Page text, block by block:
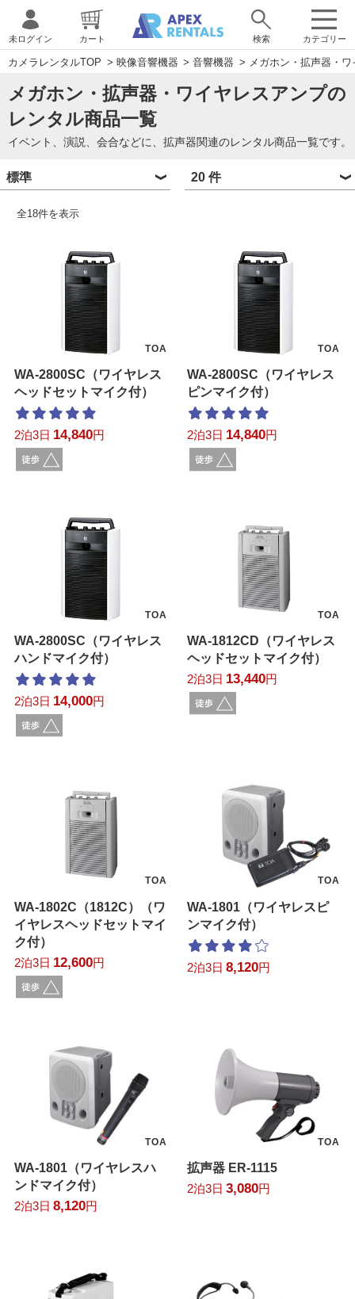
カテゴリー
未ログイン カート 検索
カメラレンタルTOP > 映像音響機器 > 音響機器 > メガホン・拡声器・
メガホン・拡声器・ワイヤレスアンプの
レンタル商品一覧
イベント、演説、会合などに、拡声器関連のレンタル商品一覧です。
全18件を表示
WA-2800SC（ワイヤレス
ヘッドセットマイク付）
2泊3日 14,840円
TOA
WA-2800SC（ワイヤレス
ピンマイク付）
2泊3日 14,840円
TOA
WA-2800SC（ワイヤレス
ハンドマイク付）
2泊3日 14,000円
TOA
WA-1812CD（ワイヤレス
ヘッドセットマイク付）
2泊3日 13,440円
TOA
WA-1802C（1812C）（ワ
イヤレスヘッドセットマイ
ク付）
2泊3日 12,600円
TOA
WA-1801（ワイヤレスピ
ンマイク付）
2泊3日 8,120円
TOA
WA-1801（ワイヤレスハ
ンドマイク付）
2泊3日 8,120円
TOA
拡声器 ER-1115
2泊3日 3,080円
TOA